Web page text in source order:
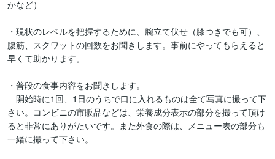
かなど）
・現状のレベルを把握するために、腕立て伏せ（膝つきでも可）、
腹筋、スクワットの回数をお聞きします。事前にやってもらえると
早くて助かります。
・普段の食事内容をお聞きします。
開始時に1回、1日のうちで口に入れるものは全て写真に撮って下
さい。コンビニの市販品などは、栄養成分表示の部分を撮って頂け
ると非常にありがたいです。また外食の際は、メニュー表の部分も
一緒に撮って下さい。